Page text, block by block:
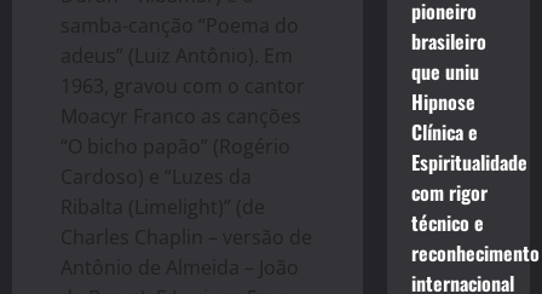
samba-canção “Poema do
adeus” (Luiz Antônio). Em
1963, gravou com o cantor
Moacyr Franco as canções
“O bicho papão” (Rogério
Cardoso) e “Luzes da
Ribalta (Limelight)” (de
Charles Chaplin – versão de
Antônio de Almeida – João
pioneiro
brasileiro
que uniu
Hipnose
Clínica e
Espiritualidade
com rigor
técnico e
reconhecimento
internacional